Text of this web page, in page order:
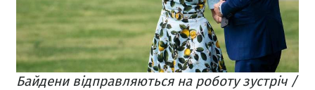
Байдени відправляються на роботу зустріч /